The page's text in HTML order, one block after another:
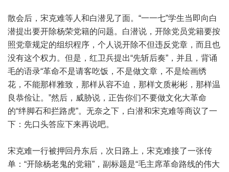
散会后，宋克难等人和白潜见了面。“一一七”学生当即向白
潜提出要开除杨荣党籍的问题。白潜说，开除党员党籍要按
照党章规定的组织程序，个人说开除不但违反党章，而且也
没有这个权力。但是，红卫兵提出“先斩后奏”，并且，背诵
毛的语录“革命不是请客吃饭，不是做文章，不是绘画绣
花，不能那样雅致，那样从容不迫，那样文质彬彬，那样温
良恭俭让。”然后，威胁说，正告你们不要做文化大革命
的“绊脚石和拦路虎”。无奈之下，白潜和宋克难等商议了一
下：先口头答应下来再说吧。
宋克难一行被押回丹东后，次日路上，宋克难接了一张传
单：“开除杨老鬼的党籍”，副标题是“毛主席革命路线的伟大